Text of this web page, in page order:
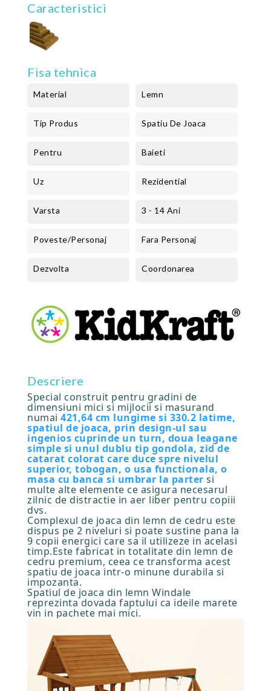
Caracteristici
Fisa tehnica
Material Lemn
Tip Produs Spatiu De Joaca
Pentru Baieti
Uz Rezidential
Varsta 3 - 14 Ani
Poveste/Personaj Fara Personaj
Dezvolta Coordonarea
Descriere
Special construit pentru gradini de
dimensiuni mici si mijlocii si masurand
numai 421,64 cm lungime si 330.2 latime,
spatiul de joaca, prin design-ul sau
ingenios cuprinde un turn, doua leagane
simple si unul dublu tip gondola, zid de
catarat colorat care duce spre nivelul
superior, tobogan, o usa functionala, o
masa cu banca si umbrar la parter si
multe alte elemente ce asigura necesarul
zilnic de distractie in aer liber pentru copiii
dvs.
Complexul de joaca din lemn de cedru este
dispus pe 2 niveluri si poate sustine pana la
9 copii energici care sa il utilizeze in acelasi
timp.Este fabricat in totalitate din lemn de
cedru premium, ceea ce transforma acest
spatiu de joaca intr-o minune durabila si
impozanta.
Spatiul de joaca din lemn Windale
reprezinta dovada faptului ca ideile marete
vin in pachete mai mici.